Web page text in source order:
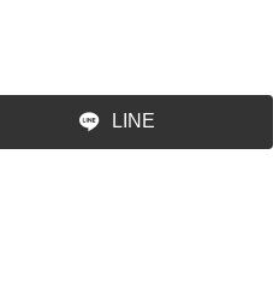
LINE